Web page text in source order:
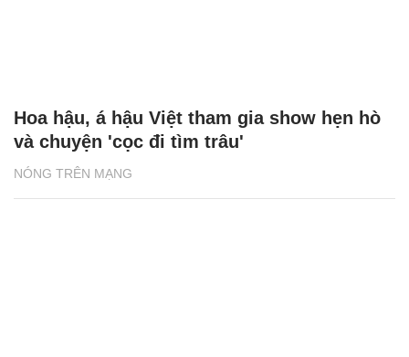
NÓNG TRÊN MẠNG
Hoa hậu, á hậu Việt tham gia show hẹn hò
và chuyện 'cọc đi tìm trâu'